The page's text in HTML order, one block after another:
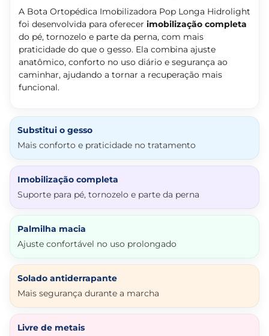
A Bota Ortopédica Imobilizadora Pop Longa Hidrolight
foi desenvolvida para oferecer imobilização completa
do pé, tornozelo e parte da perna, com mais
praticidade do que o gesso. Ela combina ajuste
anatômico, conforto no uso diário e segurança ao
caminhar, ajudando a tornar a recuperação mais
funcional.
Substitui o gesso
Mais conforto e praticidade no tratamento
Imobilização completa
Suporte para pé, tornozelo e parte da perna
Palmilha macia
Ajuste confortável no uso prolongado
Solado antiderrapante
Mais segurança durante a marcha
Livre de metais